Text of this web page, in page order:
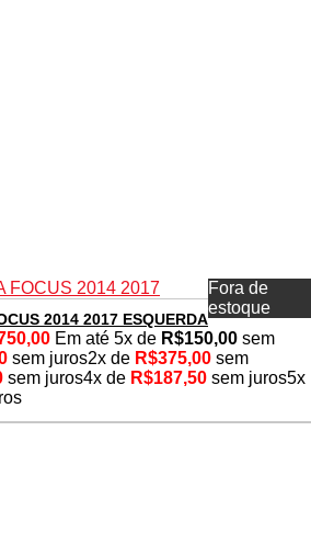
Fora de
estoque
2014 2017 ESQUERDA
Em até 5x de R$150,00 sem
sem juros2x de R$375,00 sem
sem juros4x de R$187,50 sem juros5x